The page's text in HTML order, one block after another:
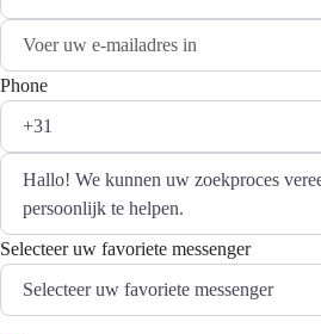
Phone
Selecteer uw favoriete messenger